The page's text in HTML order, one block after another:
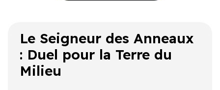
Le Seigneur des Anneaux
: Duel pour la Terre du
Milieu